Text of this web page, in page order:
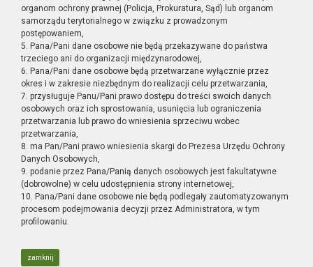
organom ochrony prawnej (Policja, Prokuratura, Sąd) lub organom
samorządu terytorialnego w związku z prowadzonym
postępowaniem,
5. Pana/Pani dane osobowe nie będą przekazywane do państwa
trzeciego ani do organizacji międzynarodowej,
6. Pana/Pani dane osobowe będą przetwarzane wyłącznie przez
okres i w zakresie niezbędnym do realizacji celu przetwarzania,
7. przysługuje Panu/Pani prawo dostępu do treści swoich danych
osobowych oraz ich sprostowania, usunięcia lub ograniczenia
przetwarzania lub prawo do wniesienia sprzeciwu wobec
przetwarzania,
8. ma Pan/Pani prawo wniesienia skargi do Prezesa Urzędu Ochrony
Danych Osobowych,
9. podanie przez Pana/Panią danych osobowych jest fakultatywne
(dobrowolne) w celu udostępnienia strony internetowej,
10. Pana/Pani dane osobowe nie będą podlegały zautomatyzowanym
procesom podejmowania decyzji przez Administratora, w tym
profilowaniu.
zamknij